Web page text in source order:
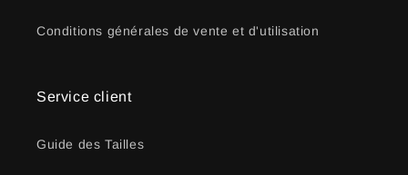
Conditions générales de vente et d'utilisation
Service client
Guide des Tailles